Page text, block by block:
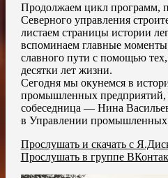
Продолжаем цикл программ,
Северного управления
листаем страницы истории
вспоминаем главные
славного пути с помощью
десятки лет жизни.
Сегодня мы окунемся в
промышленных
собеседница — Нина
в Управлении промышленных
Прослушать и скачать с
Прослушать в группе